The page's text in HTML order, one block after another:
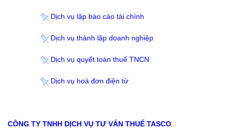
Dịch vụ lập báo cáo tài chính
Dịch vụ thành lập doanh nghiệp
Dịch vụ quyết toán thuế TNCN
Dịch vụ hoá đơn điện tử
CÔNG TY TNHH DỊCH VỤ TƯ VẤN THUẾ TASCO